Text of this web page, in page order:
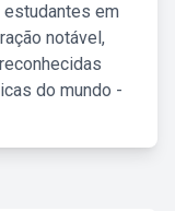
em
notável,
do mundo -